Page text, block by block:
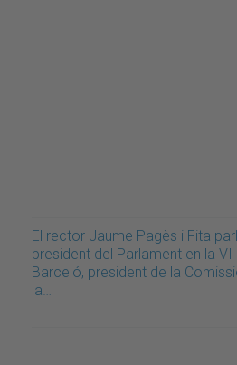
El rector Jaume Pagès i Fita
president del Parlament en la VI
Barceló, president de la
la…